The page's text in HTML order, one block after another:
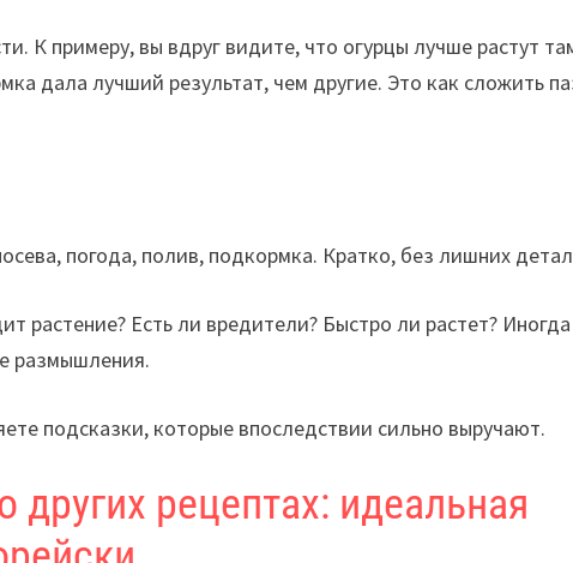
К примеру, вы вдруг видите, что огурцы лучше растут
дала лучший результат, чем другие. Это как сложить
погода, полив, подкормка. Кратко, без лишних
растение? Есть ли вредители? Быстро ли растет? Иногда
размышления.
подсказки, которые впоследствии сильно выручают.
других рецептах: идеальная